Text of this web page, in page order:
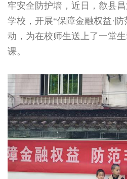
牢安全防护墙，近日，歙县
学校，开展“保障金融权益·
动，为在校师生送上了一堂
课。